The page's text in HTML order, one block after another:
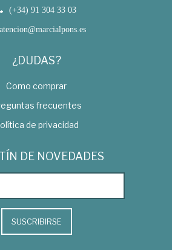
(+34) 91 304 33 03
atencion@marcialpons.es
¿DUDAS?
Como comprar
frecuentes
de privacidad
DE NOVEDADES
SUSCRIBIRSE